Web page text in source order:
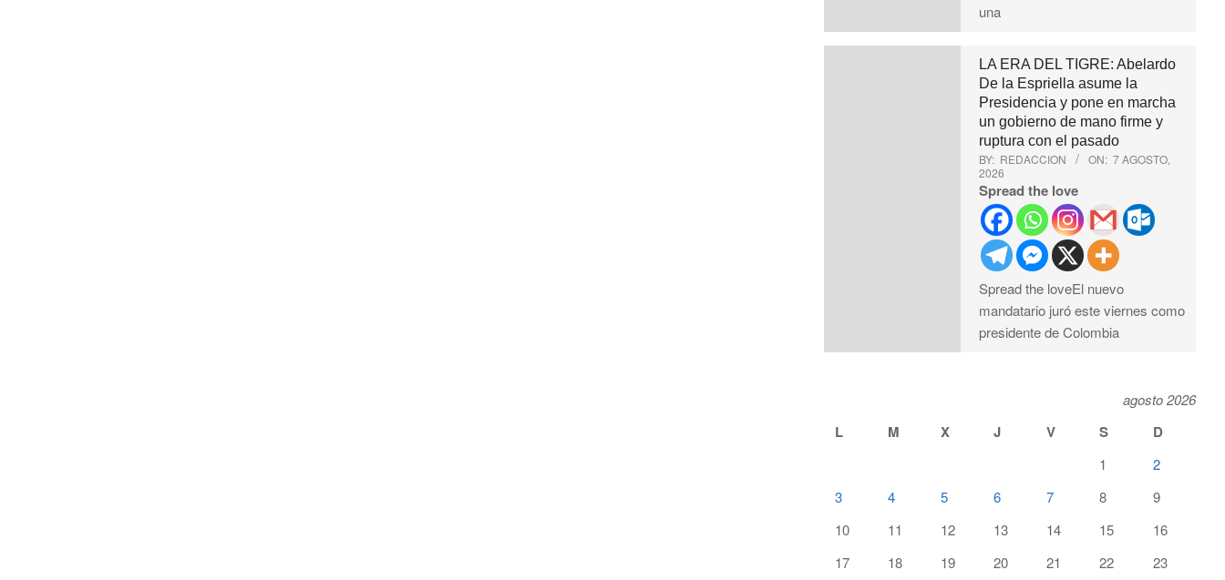
una
LA ERA DEL TIGRE: Abelardo
De la Espriella asume la
Presidencia y pone en marcha
un gobierno de mano firme y
ruptura con el pasado
BY: REDACCION ON: 7 AGOSTO,
2026
Spread the love
Spread the loveEl nuevo
mandatario juró este viernes como
presidente de Colombia
agosto 2026
L M X J V S D
1
2
3
4 5 6 7 8
9
10
11 12 13 14 15
16
17
18 19 20 21 22
23